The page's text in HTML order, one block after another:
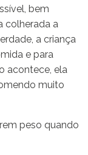
bem
colherada a
a criança
e para
acontece, ela
muito
peso quando